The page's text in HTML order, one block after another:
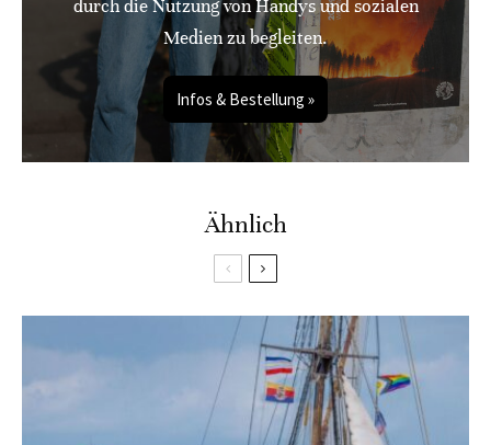
durch die Nutzung von Handys und sozialen
Medien zu begleiten.
Infos & Bestellung »
Ähnlich